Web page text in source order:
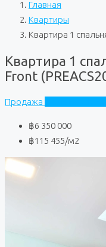
Главная
Квартиры
Квартира 1
Квартира 1
Front
Продажа
฿6 350 000
฿115 455/м2